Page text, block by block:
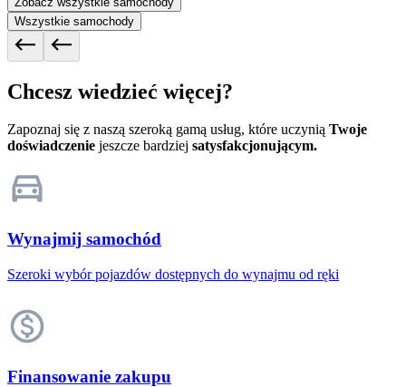
Wszystkie samochody
Chcesz wiedzieć więcej?
Zapoznaj się z naszą szeroką gamą usług, które uczynią Twoje
doświadczenie jeszcze bardziej satysfakcjonującym.
Wynajmij samochód
Szeroki wybór pojazdów dostępnych do wynajmu od ręki
Finansowanie zakupu